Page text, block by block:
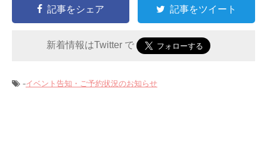
記事をシェア 記事をツイート
新着情報はTwitter で
-イベント告知・ご予約状況のお知らせ